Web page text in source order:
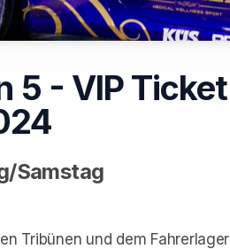
5 - VIP
Samstag
Tribünen und dem Fahrerlager